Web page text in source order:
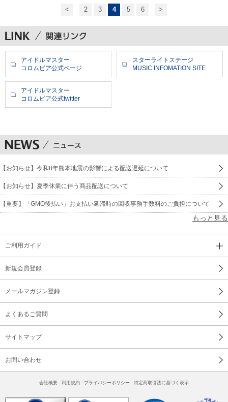
< 2 3 4 5 6 >
アイドルマスター
コロムビア公式ページ
スターライトステージ
MUSIC INFOMATION SITE
アイドルマスター
コロムビア公式twitter
【お知らせ】令和8年熊本地震の影響による配送遅延について
【お知らせ】夏季休業に伴う商品配送について
【重要】「GMO後払い」お支払い延滞時の回収事務手数料のご負担について
もっと見る
ご利用ガイド
新規会員登録
メールマガジン登録
よくあるご質問
サイトマップ
お問い合わせ
会社概要 利用規約 プライバシーポリシー 特定商取引法に基づく表示